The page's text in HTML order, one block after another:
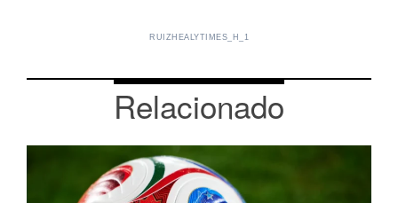
RUIZHEALYTIMES_H_1
Relacionado